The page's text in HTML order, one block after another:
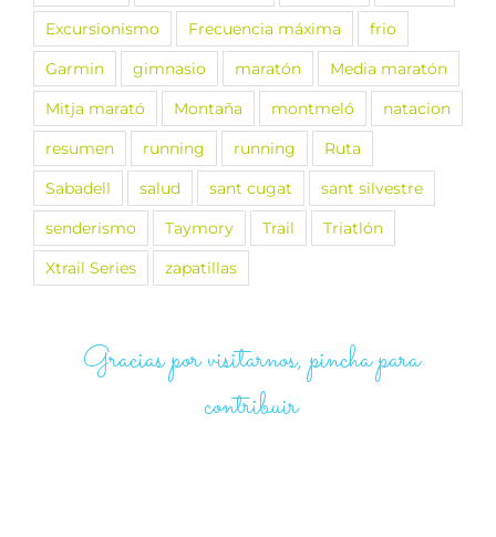
Excursionismo
Frecuencia máxima
frio
Garmin
gimnasio maratón
Media maratón
Mitja marató
Montaña montmeló
natacion
resumen
running running
Ruta
Sabadell
salud sant cugat
sant silvestre
senderismo
Taymory Trail
Triatlón
Xtrail Series
zapatillas
Gracias por visitarnos, pincha para
contribuir